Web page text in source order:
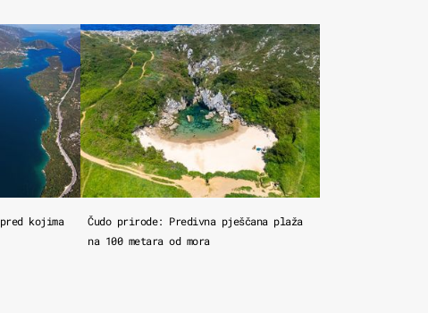
kojima
Čudo prirode: Predivna pješčana plaža
na 100 metara od mora